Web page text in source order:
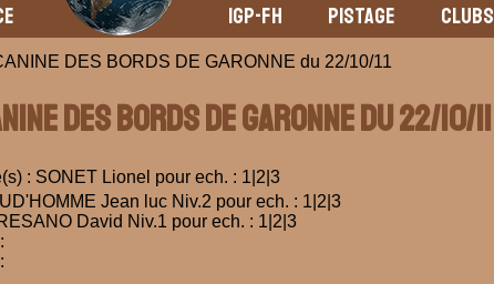
IGP-FH PISTAGE CLUBS
DES BORDS DE GARONNE du 22/10/11
DES BORDS DE GARONNE du 22/10/11
: SONET Lionel pour ech. : 1|2|3
Jean luc Niv.2 pour ech. : 1|2|3
David Niv.1 pour ech. : 1|2|3